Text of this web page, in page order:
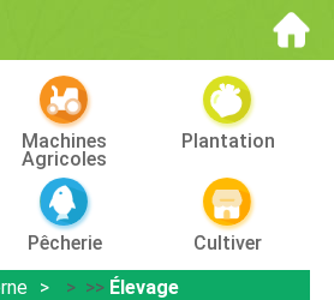
Machines
Agricoles
Plantation
Pêcherie
Cultiver
> >> Élevage